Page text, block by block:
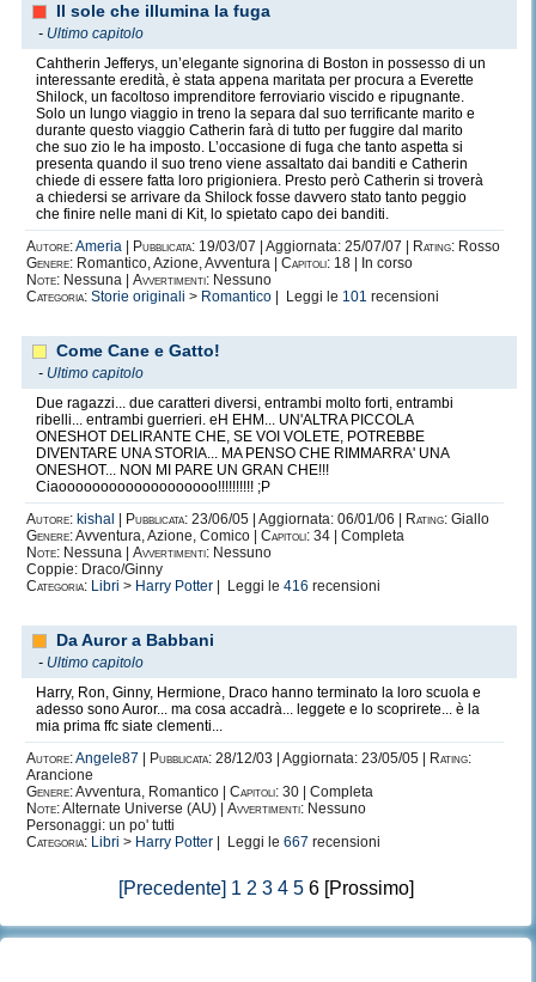
Il sole che illumina la fuga
- Ultimo capitolo
Cahtherin Jefferys, un’elegante signorina di Boston in possesso di un
interessante eredità, è stata appena maritata per procura a Everette
Shilock, un facoltoso imprenditore ferroviario viscido e ripugnante.
Solo un lungo viaggio in treno la separa dal suo terrificante marito e
durante questo viaggio Catherin farà di tutto per fuggire dal marito
che suo zio le ha imposto. L’occasione di fuga che tanto aspetta si
presenta quando il suo treno viene assaltato dai banditi e Catherin
chiede di essere fatta loro prigioniera. Presto però Catherin si troverà
a chiedersi se arrivare da Shilock fosse davvero stato tanto peggio
che finire nelle mani di Kit, lo spietato capo dei banditi.
Autore:Ameria Pubblicata: 19/03/07 | Aggiornata: 25/07/07 | Rating: Rosso
Genere: Romantico, Azione, Avventura | Capitoli: 18 | In corso
Note: Nessuna | Avvertimenti: Nessuno
Categoria: Storie originali > Romantico | Leggi le 101 recensioni
Come Cane e Gatto!
- Ultimo capitolo
Due ragazzi... due caratteri diversi, entrambi molto forti, entrambi
ribelli... entrambi guerrieri. eH EHM... UN'ALTRA PICCOLA
ONESHOT DELIRANTE CHE, SE VOI VOLETE, POTREBBE
DIVENTARE UNA STORIA... MA PENSO CHE RIMMARRA' UNA
ONESHOT... NON MI PARE UN GRAN CHE!!!
Ciaooooooooooooooooooo!!!!!!!!!! ;P
Autore: kishal Pubblicata: 23/06/05 | Aggiornata: 06/01/06 | Rating: Giallo
Genere:Avventura, Azione, Comico | Capitoli: 34 | Completa
Note: Nessuna | Avvertimenti: Nessuno
Coppie: Draco/Ginny
Categoria: Libri > Harry Potter | Leggi le 416 recensioni
Da Auror a Babbani
- Ultimo capitolo
Harry, Ron, Ginny, Hermione, Draco hanno terminato la loro scuola e
adesso sono Auror... ma cosa accadrà... leggete e lo scoprirete... è la
mia prima ffc siate clementi...
Autore:Angele87 Pubblicata: 28/12/03 | Aggiornata: 23/05/05 |
Rating:
Arancione
Genere:Avventura, Romantico | Capitoli: 30 | Completa
Note:Alternate Universe (AU) | Avvertimenti: Nessuno
Personaggi: un po' tutti
Categoria: Libri > Harry Potter | Leggi le 667 recensioni
[Precedente] 1 2 3 4 56 [Prossimo]